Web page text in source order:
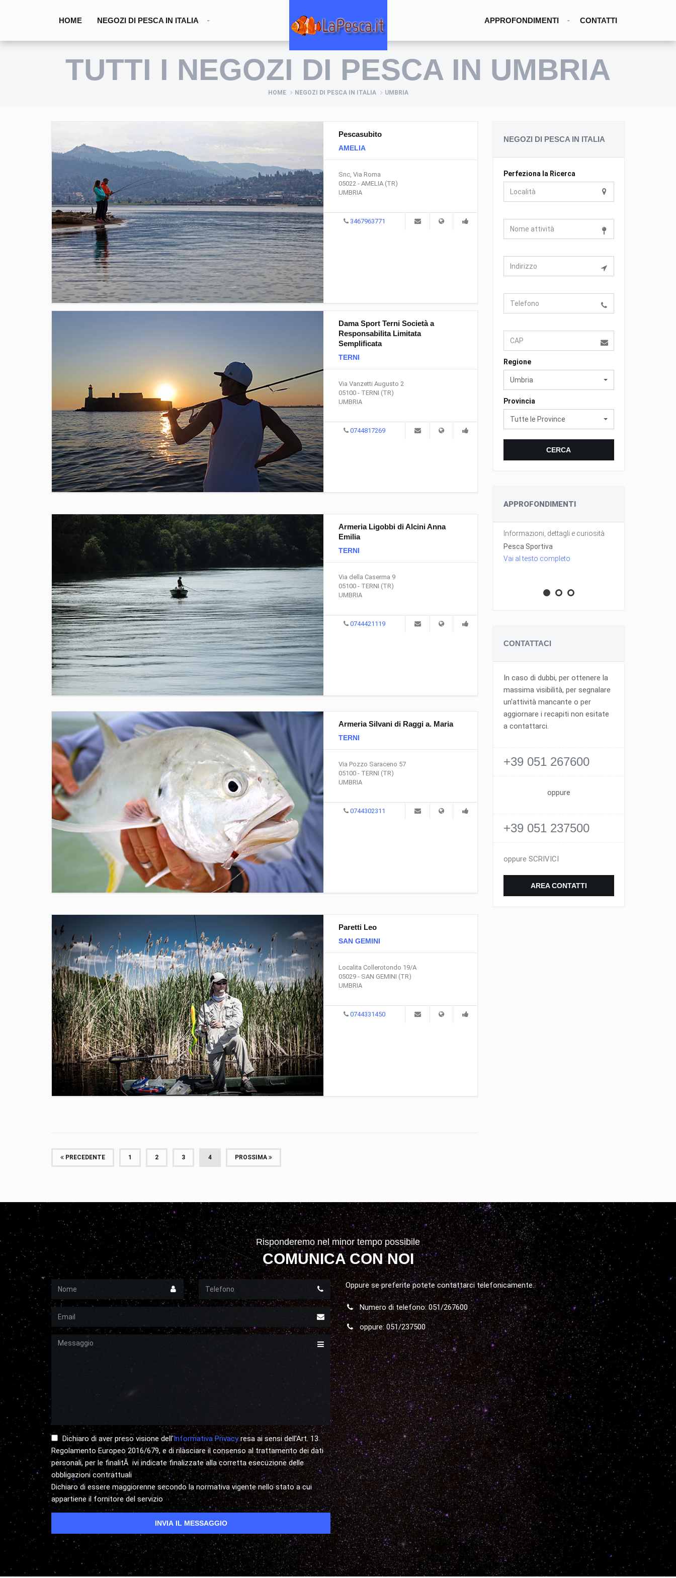
HOME NEGOZI DI PESCA IN ITALIA APPROFONDIMENTI CONTATTI
TUTTI I NEGOZI DI PESCA IN UMBRIA
HOME NEGOZI DI PESCA IN ITALIA UMBRIA
Pescasubito
AMELIA
Snc, Via Roma
05022 - AMELIA (TR)
UMBRIA
3467963771
Dama Sport Terni Società a
Responsabilita Limitata
Semplificata
TERNI
Via Vanzetti Augusto 2
05100 - TERNI (TR)
UMBRIA
0744817269
Armeria Ligobbi di Alcini Anna
Emilia
TERNI
Via della Caserma 9
05100 - TERNI (TR)
UMBRIA
0744421119
Armeria Silvani di Raggi a. Maria
TERNI
Via Pozzo Saraceno 57
05100 - TERNI (TR)
UMBRIA
0744302311
Paretti Leo
SAN GEMINI
Localita Collerotondo 19/A
05029 - SAN GEMINI (TR)
UMBRIA
0744331450
PRECEDENTE 1 2 3 4 PROSSIMA
NEGOZI DI PESCA IN ITALIA
Perfeziona la Ricerca
Regione
Umbria
Provincia
Tutte le Province
CERCA
APPROFONDIMENTI
Le attrezzature principali per la
Pesca e le funzioni delle esche
Le Esche nella Pesca
Vai al testo completo
Quali attrezzature sono adatte nella
Informazioni, dettagli e curiosità
Pesca Sportiva
Vai al testo completo
CONTATTACI
In caso di dubbi, per ottenere la
massima visibilità, per segnalare
un'attività mancante o per
aggiornare i recapiti non esitate
a contattarci.
+39 051 267600
oppure
+39 051 237500
oppure SCRIVICI
AREA CONTATTI
Risponderemo nel minor tempo possibile
COMUNICA CON NOI
Nome
Messaggio
Dichiaro di aver preso visione dell'Informativa Privacyresa ai sensi dell'Art. 13
Regolamento Europeo 2016/679, e di rilasciare il consenso al trattamento dei dati
personali, per le finalitÃ ivi indicate finalizzate alla corretta esecuzione delle
obbligazioni contrattuali
Dichiaro di essere maggiorenne secondo la normativa vigente nello stato a cui
appartiene il fornitore del servizio
Oppure se preferite potete contattarci telefonicamente.
Numero di telefono: 051/267600
oppure: 051/237500